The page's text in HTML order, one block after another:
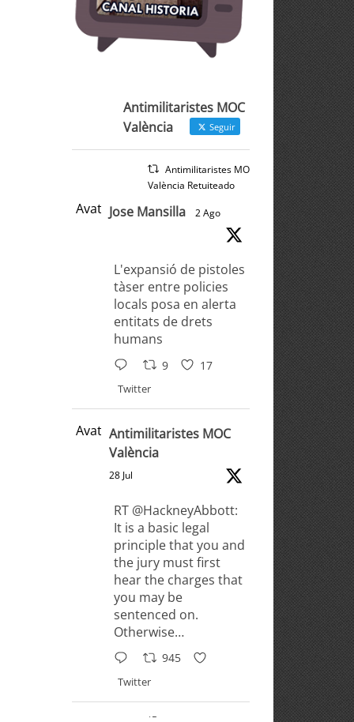
Antimilitaristes MOC
València
Seguir
Antimilitaristes MOC
València Retuiteado
AvatarJose Mansilla 2 Ago
L'expansió de pistoles
tàser entre policies
locals posa en alerta
entitats de drets
humans
9 17
Twitter
AvatarAntimilitaristes MOC
València
28 Jul
RT @HackneyAbbott:
It is a basic legal
principle that you and
the jury must first
hear the charges that
you may be
sentenced on.
Otherwise…
945
Twitter